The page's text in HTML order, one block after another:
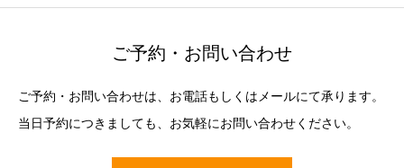
ご予約・お問い合わせ
ご予約・お問い合わせは、お電話もしくはメールにて承ります。
当日予約につきましても、お気軽にお問い合わせください。